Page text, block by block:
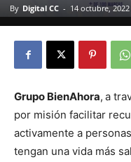
By Digital CC - 14 octubre, 2022
Grupo BienAhora, a
por misión facilitar
activamente a
tengan una vida más